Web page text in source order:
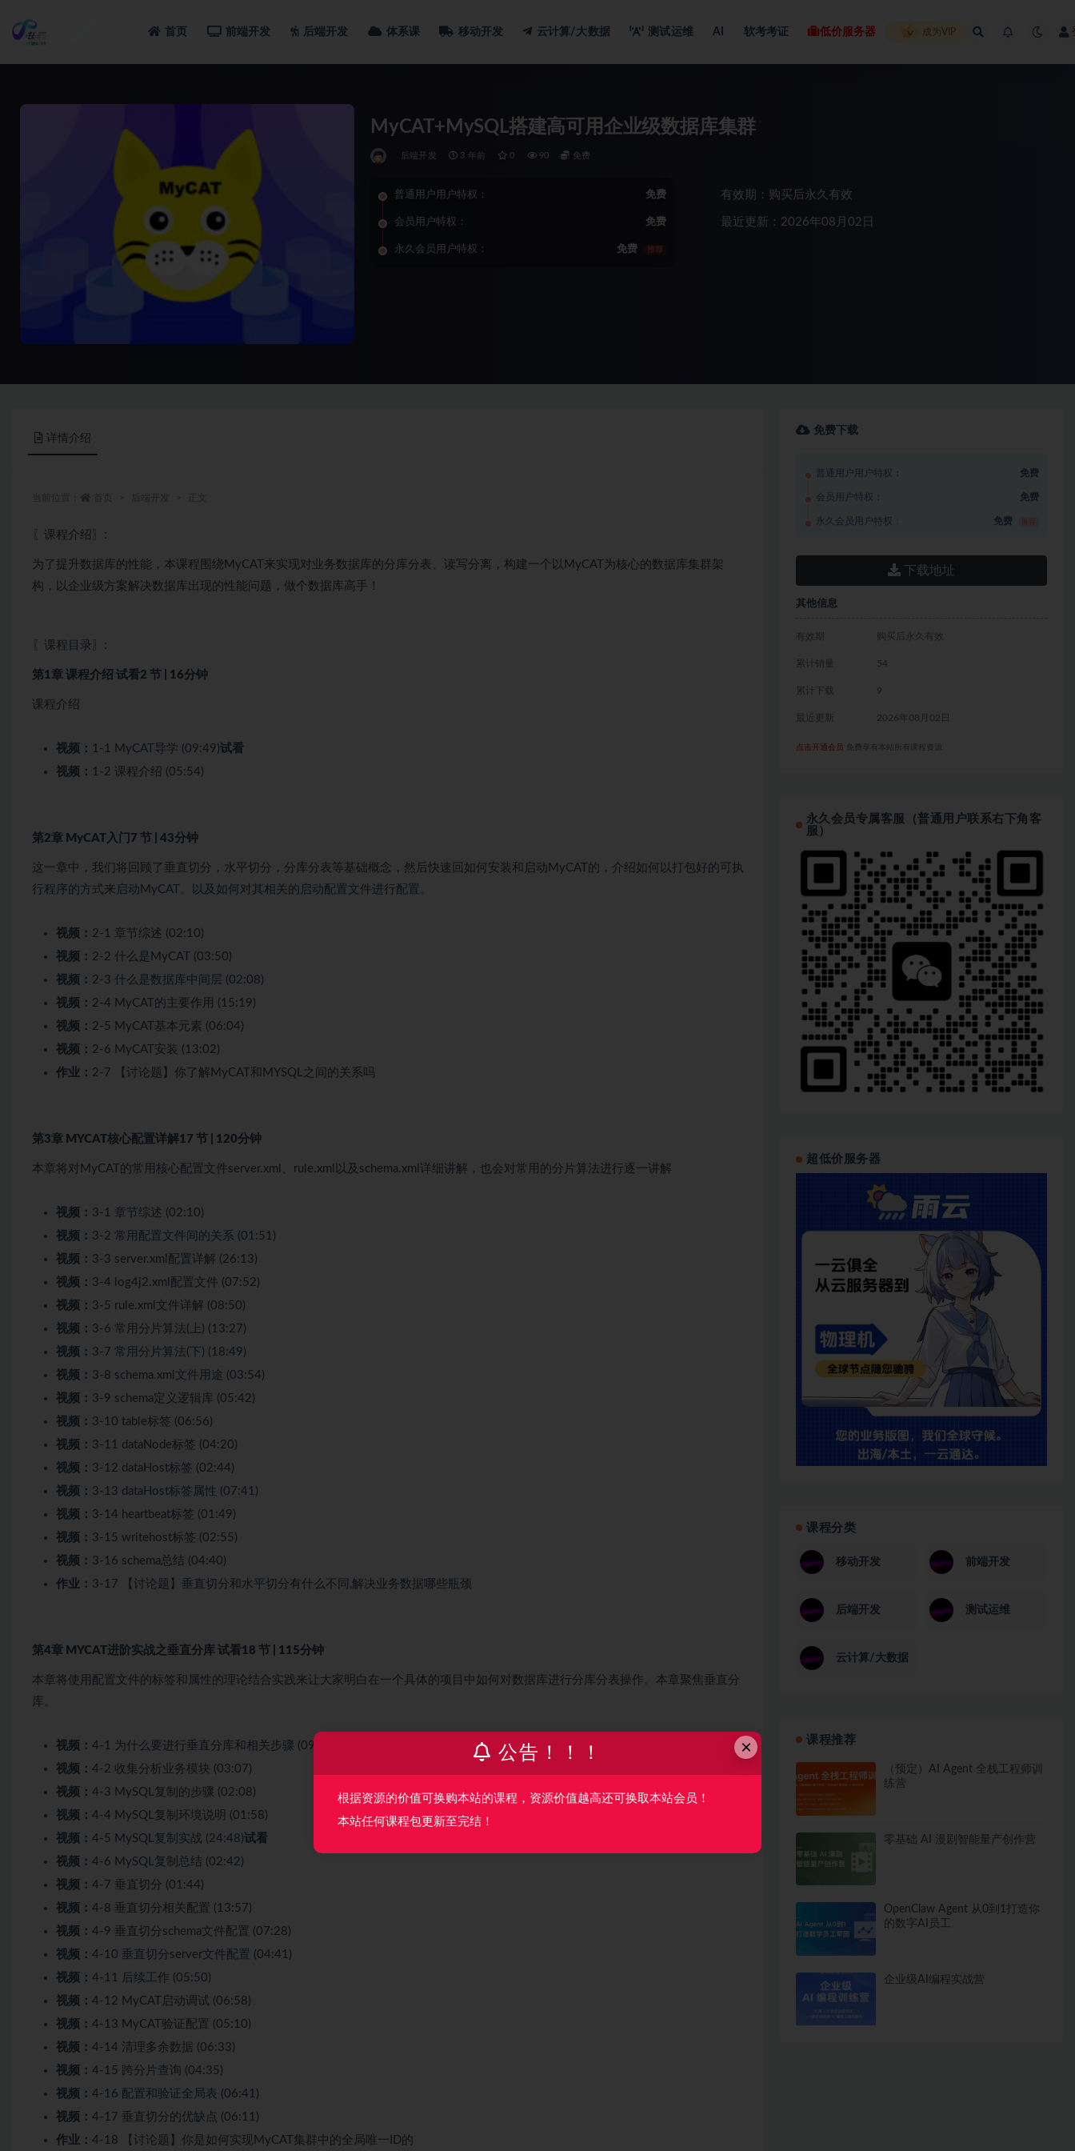
首页 前端开发 后端开发 体系课 移动开发 云计算/大数据 测试运维 AI 软考考证 低价服务器 成为VIP
MyCAT+MySQL搭建高可用企业级数据库集群
后端开发 3 年前 0 90 免费
普通用户用户特权： 免费
会员用户特权： 免费
永久会员用户特权： 免费 推荐
有效期：购买后永久有效
最近更新：2026年08月02日
详情介绍
〖课程介绍〗:
为了提升数据库的性能，本课程围绕MyCAT来实现对业务数据库的分库分表、读写分离，构建一个以MyCAT为核心的数据库集群架
构，以企业级方案解决数据库出现的性能问题，做个数据库高手！
〖课程目录〗:
第1章 课程介绍 试看2 节 | 16分钟
课程介绍
视频： 1-1 MyCAT导学 (09:49)试看
视频： 1-2 课程介绍 (05:54)
第2章 MyCAT入门 7 节 | 43分钟
这一章中，我们将回顾了垂直切分，水平切分，分库分表等基础概念，然后快速回如何安装和启动MyCAT的，介绍如何以打包好的可执
行程序的方式来启动MyCAT。以及如何对其相关的启动配置文件进行配置。
视频： 2-1 章节综述 (02:10)
视频： 2-2 什么是MyCAT (03:50)
视频： 2-3 什么是数据库中间层 (02:08)
视频： 2-4 MyCAT的主要作用 (15:19)
视频： 2-5 MyCAT基本元素 (06:04)
视频： 2-6 MyCAT安装 (13:02)
作业： 2-7 【讨论题】你了解MyCAT和MYSQL之间的关系吗
第3章 MYCAT核心配置详解17 节 | 120分钟
本章将对MyCAT的常用核心配置文件server.xml、rule.xml以及schema.xml详细讲解，也会对常用的分片算法进行逐一讲解
视频： 3-1 章节综述 (02:10)
视频： 3-2 常用配置文件间的关系 (01:51)
视频： 3-3 server.xml配置详解 (26:13)
视频： 3-4 log4j2.xml配置文件 (07:52)
视频： 3-5 rule.xml文件详解 (08:50)
视频： 3-6 常用分片算法(上) (13:27)
视频： 3-7 常用分片算法(下) (18:49)
视频： 3-8 schema.xml文件用途 (03:54)
视频： 3-9 schema定义逻辑库 (05:42)
视频： 3-10 table标签 (06:56)
视频： 3-11 dataNode标签 (04:20)
视频： 3-12 dataHost标签 (02:44)
视频： 3-13 dataHost标签属性 (07:41)
视频： 3-14 heartbeat标签 (01:49)
视频： 3-15 writehost标签 (02:55)
视频： 3-16 schema总结 (04:40)
作业： 3-17 【讨论题】垂直切分和水平切分有什么不同,解决业务数据哪些瓶颈
第4章 MYCAT进阶实战之垂直分库 试看18 节 | 115分钟
本章将使用配置文件的标签和属性的理论结合实践来让大家明白在一个具体的项目中如何对数据库进行分库分表操作。本章聚焦垂直分
库。
视频： 4-1 为什么要进行垂直分库和相关步骤 (09:48)
视频： 4-2 收集分析业务模块 (03:07)
视频： 4-3 MySQL复制的步骤 (02:08)
视频： 4-4 MySQL复制环境说明 (01:58)
视频： 4-5 MySQL复制实战 (24:48)试看
视频： 4-6 MySQL复制总结 (02:42)
视频： 4-7 垂直切分 (01:44)
视频： 4-8 垂直切分相关配置 (13:57)
视频： 4-9 垂直切分schema文件配置 (07:28)
视频： 4-10 垂直切分server文件配置 (04:41)
视频： 4-11 后续工作 (05:50)
视频： 4-12 MyCAT启动调试 (06:58)
视频： 4-13 MyCAT验证配置 (05:10)
视频： 4-14 清理多余数据 (06:33)
视频： 4-15 跨分片查询 (04:35)
视频： 4-16 配置和验证全局表 (06:41)
视频： 4-17 垂直切分的优缺点 (06:11)
作业： 4-18 【讨论题】你是如何实现MyCAT集群中的全局唯一ID的
免费下载
普通用户用户特权： 免费
会员用户特权： 免费
永久会员用户特权： 免费
下载地址
其他信息
有效期 购买后永久有效
累计销量 54
累计下载 9
最近更新 2026年08月02日
点击开通会员 免费享有本站所有课程资源
永久会员专属客服（普通用户联系右下角客
服）
超低价服务器
课程分类
移动开发 前端开发
后端开发 测试运维
云计算/大数据
课程推荐
（预定）AI Agent 全栈工程师训
练营
零基础 AI 漫剧智能量产创作营
OpenClaw Agent 从0到1打造你
的数字AI员工
企业级AI编程实战营
×
公告！！！
根据资源的价值可换购本站的课程，资源价值越高还可换取本站会员！
本站任何课程包更新至完结！